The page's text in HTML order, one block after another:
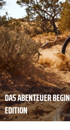
DAS ABENTEUER
EDITION